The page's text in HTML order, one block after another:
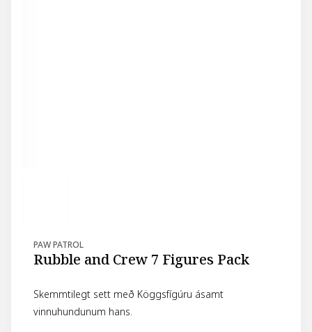
PAW PATROL
Rubble and Crew 7 Figures Pack
Skemmtilegt sett með Köggsfígúru ásamt
vinnuhundunum hans.